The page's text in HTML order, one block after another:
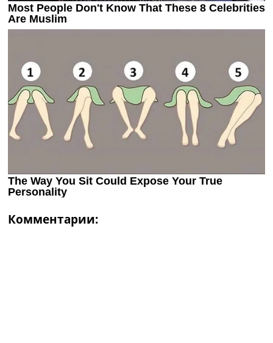
Комментарии: